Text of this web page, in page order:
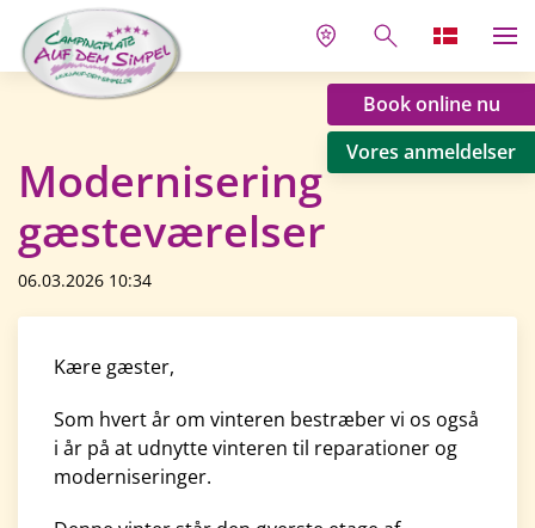
Book online nu
Vores anmeldelser
Modernisering
gæsteværelser
06.03.2026 10:34
Kære gæster,
Som hvert år om vinteren bestræber vi os også
i år på at udnytte vinteren til reparationer og
moderniseringer.